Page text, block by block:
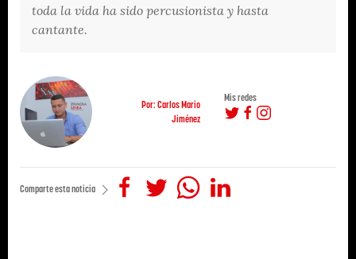
toda la vida ha sido percusionista y hasta
cantante.
Por: Carlos Mario
Jiménez
Mis redes
Comparte esta noticia